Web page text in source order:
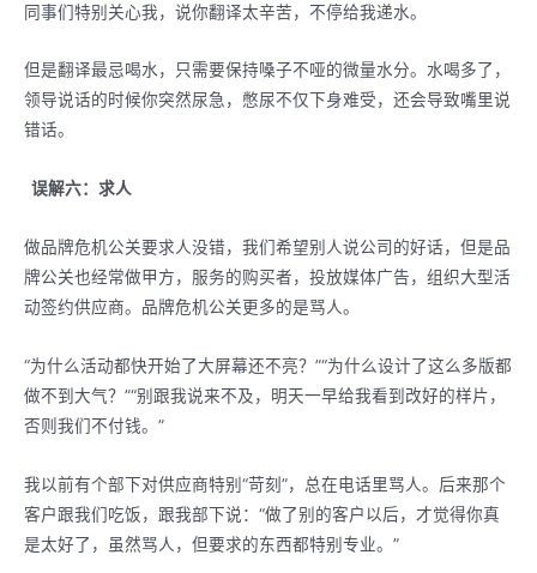
同事们特别关心我，说你翻译太辛苦，不停给我递水。
但是翻译最忌喝水，只需要保持嗓子不哑的微量水分。水喝多了，
领导说话的时候你突然尿急，憋尿不仅下身难受，还会导致嘴里说
错话。
误解六：求人
做品牌危机公关要求人没错，我们希望别人说公司的好话，但是品
牌公关也经常做甲方，服务的购买者，投放媒体广告，组织大型活
动签约供应商。品牌危机公关更多的是骂人。
“为什么活动都快开始了大屏幕还不亮？”“为什么设计了这么多版都
做不到大气？”“别跟我说来不及，明天一早给我看到改好的样片，
否则我们不付钱。”
我以前有个部下对供应商特别“苛刻”，总在电话里骂人。后来那个
客户跟我们吃饭，跟我部下说：“做了别的客户以后，才觉得你真
是太好了，虽然骂人，但要求的东西都特别专业。”